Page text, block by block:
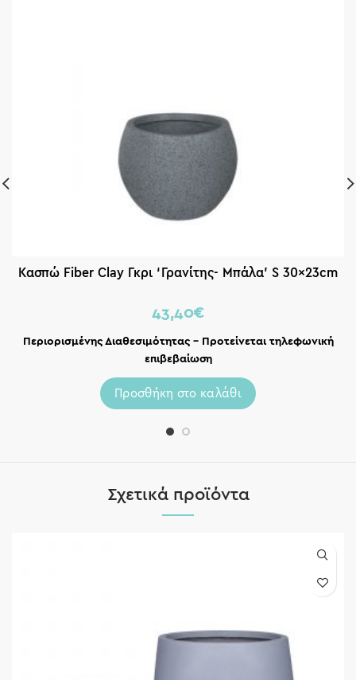
Κασπώ Fiber Clay Γκρι ‘Γρανίτης- Μπάλα’ S 30x23cm
43,40€
Περιορισμένης Διαθεσιμότητας – Προτείνεται τηλεφωνική
επιβεβαίωση
Προσθήκη στο καλάθι
Σχετικά προϊόντα